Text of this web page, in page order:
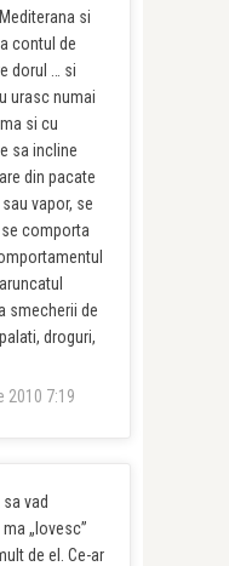
si
contul de
dorul … si
urasc numai
si cu
sa incline
din pacate
vapor, se
comporta
smecherii de
droguri,
2010 7:19
vad
„lovesc”
de el. Ce-ar